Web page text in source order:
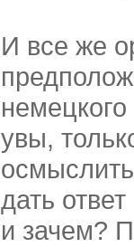
И все же
увы,
дать
и зачем?